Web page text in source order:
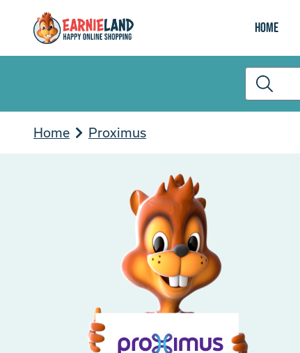
Home
Home Proximus